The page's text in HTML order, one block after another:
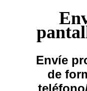
Envíe
de